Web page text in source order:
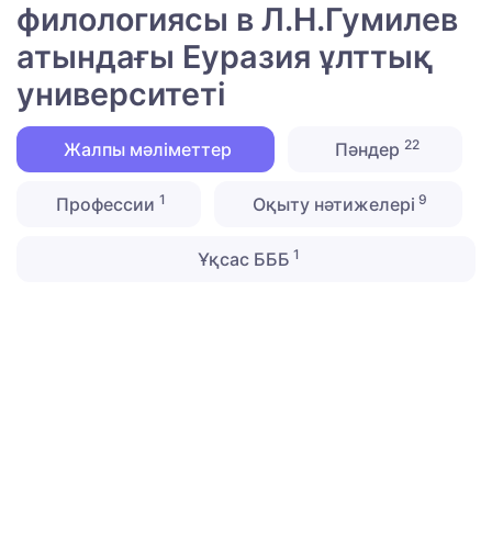
филологиясы в Л.Н.Гумилев
атындағы Еуразия ұлттық
университеті
Жалпы мәліметтер Пәндер 22
Профессии 1 Оқыту нәтижелері 9
Ұқсас БББ 1